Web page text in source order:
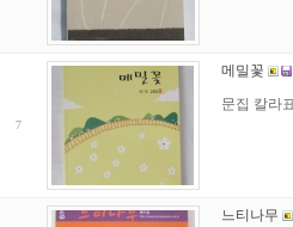
7
메밀꽃
문집 칼라
느티나무